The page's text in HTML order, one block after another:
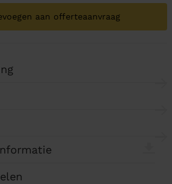
aan offerteaanvraag